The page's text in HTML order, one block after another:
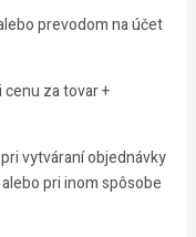
prevodom na účet
za tovar +
vytváraní objednávky
pri inom spôsobe